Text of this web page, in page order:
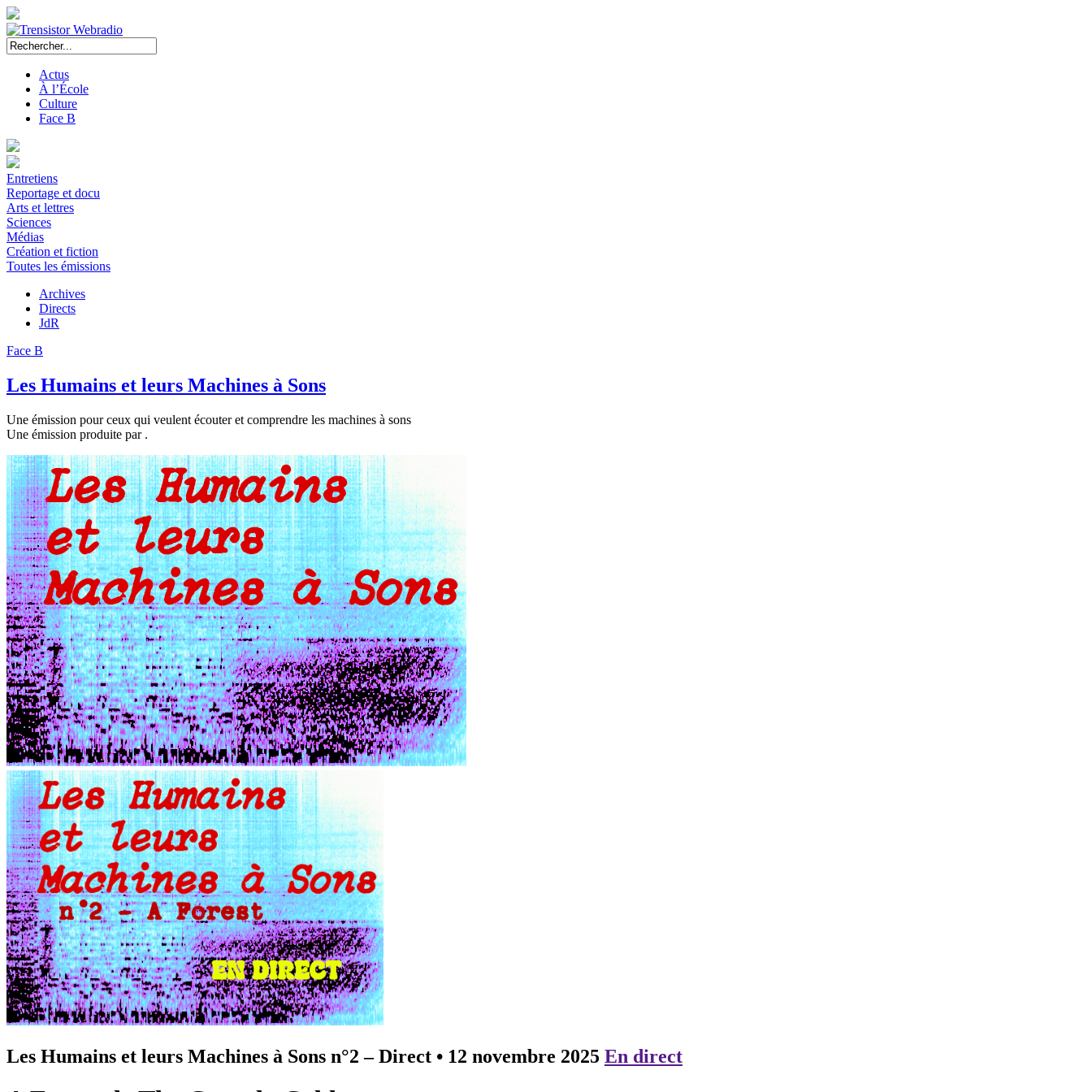
Actus
À l’École
Culture
Face B
Entretiens
Reportage et docu
Arts et lettres
Sciences
Médias
Création et fiction
Toutes les émissions
Archives
Directs
JdR
Face B
Les Humains et leurs Machines à Sons
Une émission pour ceux qui veulent écouter et comprendre les machines à sons
Une émission produite par .
Les Humains et leurs Machines à Sons n°2 – Direct • 12 novembre 2025 En direct